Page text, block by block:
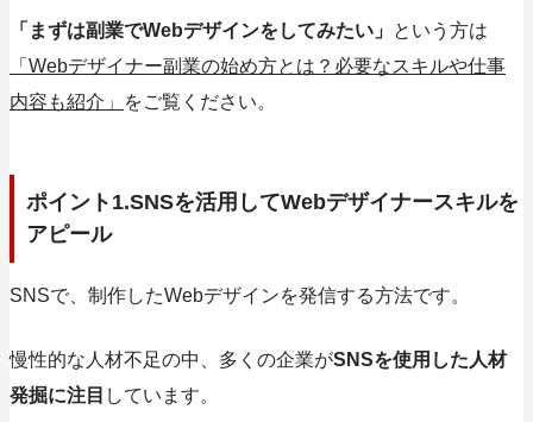
「まずは副業でWebデザインをしてみたい」 という方は
「Webデザイナー副業の始め方とは？必要なスキルや仕事
内容も紹介」
をご覧ください。
ポイント1.SNSを活用してWebデザイナースキルを
アピール
SNSで、 制作したWebデザインを発信する方法です。
慢性的な人材不足の中、多くの企業がSNSを使用した人材
発掘に注目 しています。